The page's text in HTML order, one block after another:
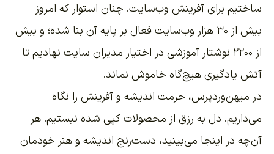
ساختیم برای آفرینش وب‌سایت. چنان استوار که امروز
بیش از ۳۰ هزار وب‌سایت فعال بر پایه آن بنا شده؛ و بیش
از ۲۲۰۰
نوشتار آموزشی در اختیار مدیران سایت نهادیم تا
آتش یادگیری هیچ‌گاه خاموش نماند.
در میهن‌وردپرس، حرمت اندیشه و آفرینش را نگاه
می‌داریم. دل به رزق از محصولات کپی شده نبستیم. هر
آن‌چه در اینجا می‌بینید، دست‌رنج اندیشه و هنر خودمان